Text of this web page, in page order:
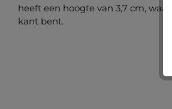
heeft een hoogte van 3,7 cm,
kant bent.